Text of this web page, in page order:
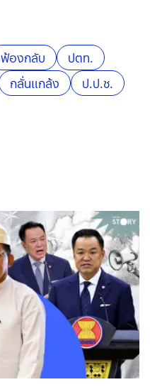
ฟ้องกลับ
ปตท.
กลั่นแกล้ง ป.ป.ช.